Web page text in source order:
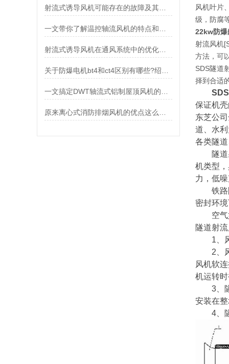
射流式诱导风机可能存在的故障及其处理方法
射流式诱导风机在通风系统中的优化设计
风机叶片
级，防腐
22kw防爆
射流风机
方法，可
SDS隧道
择到合适
保证机
东芝公
道、水
各类隧
隧
机类型
力，低
铁
密封环
空
隧道射
1、
2、
风机软
机运转
3、
安装在
4、